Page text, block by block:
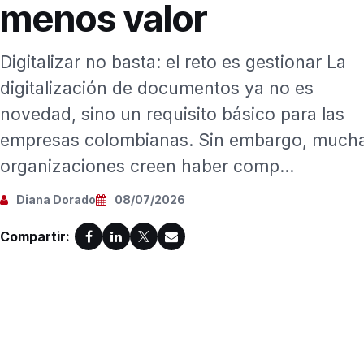
menos valor
Digitalizar no basta: el reto es gestionar La
digitalización de documentos ya no es
novedad, sino un requisito básico para las
empresas colombianas. Sin embargo,
organizaciones creen haber comp...
Diana Dorado 08/07/2026
Compartir: